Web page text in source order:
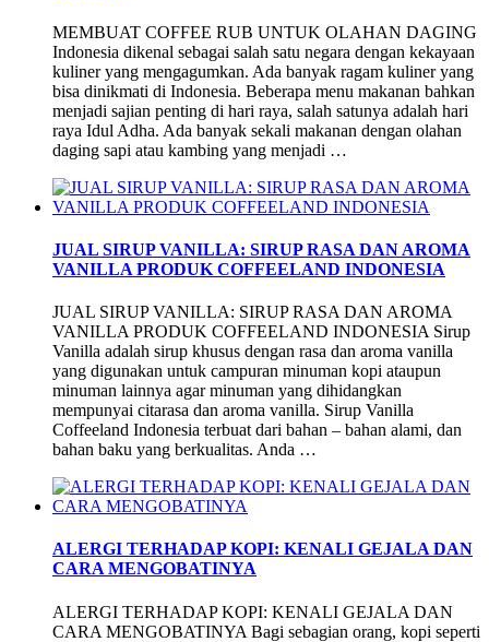
MEMBUAT COFFEE RUB UNTUK OLAHAN DAGING
Indonesia dikenal sebagai salah satu negara dengan kekayaan
kuliner yang mengagumkan. Ada banyak ragam kuliner yang
bisa dinikmati di Indonesia. Beberapa menu makanan bahkan
menjadi sajian penting di hari raya, salah satunya adalah hari
raya Idul Adha. Ada banyak sekali makanan dengan olahan
daging sapi atau kambing yang menjadi …
JUAL SIRUP VANILLA: SIRUP RASA DAN AROMA
VANILLA PRODUK COFFEELAND INDONESIA
JUAL SIRUP VANILLA: SIRUP RASA DAN AROMA
VANILLA PRODUK COFFEELAND INDONESIA Sirup
Vanilla adalah sirup khusus dengan rasa dan aroma vanilla
yang digunakan untuk campuran minuman kopi ataupun
minuman lainnya agar minuman yang dihidangkan
mempunyai citarasa dan aroma vanilla. Sirup Vanilla
Coffeeland Indonesia terbuat dari bahan – bahan alami, dan
bahan baku yang berkualitas. Anda …
ALERGI TERHADAP KOPI: KENALI GEJALA DAN
CARA MENGOBATINYA
ALERGI TERHADAP KOPI: KENALI GEJALA DAN
CARA MENGOBATINYA Bagi sebagian orang, kopi seperti